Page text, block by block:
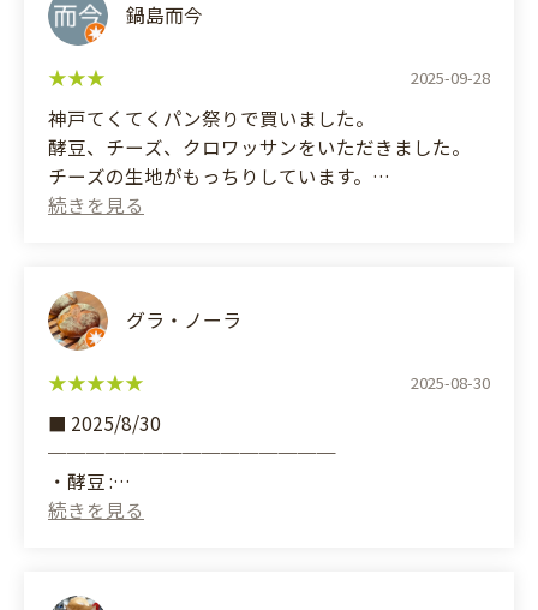
I don't have any photos, but every bread I've tried
is delicious.
your bread warmed up.
There's no parking, and the shop is a bit hard to
find, but I always go there whenever I'm in the area.
鍋島而今
2025-09-28
神戸てくてくパン祭りで買いました。
酵豆、チーズ、クロワッサンをいただきました。
チーズの生地がもっちりしています。
Festival.
I tried the fermented bean, cheese, and croissant.
グラ・ノーラ
2025-08-30
■ 2025/8/30
───────────────
・酵豆 :
香ばしい皮に柔らかもっちもち生地。シンプルゆえ
も。